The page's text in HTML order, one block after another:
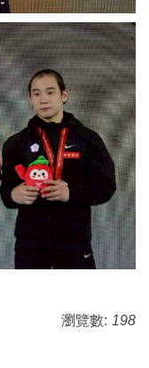
瀏覽數: 198